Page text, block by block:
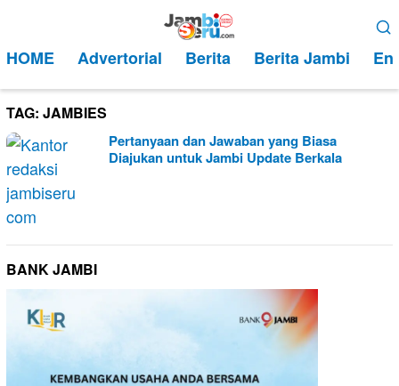
kontenMobile
HOME Advertorial Berita Berita Jambi
TAG: JAMBIES
Pertanyaan dan Jawaban yang Biasa
Diajukan untuk Jambi Update Berkala
BANK JAMBI